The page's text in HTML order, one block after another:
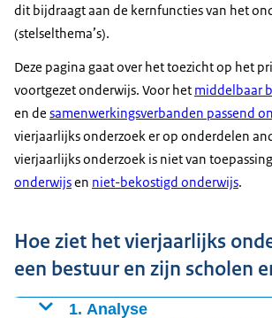
dit bijdraagt aan de kernfuncties van het
(stelselthema’s).
Deze pagina gaat over het toezicht op het
voortgezet onderwijs. Voor het middelbaar
en de samenwerkingsverbanden passend
vierjaarlijks onderzoek er op onderdelen
vierjaarlijks onderzoek is niet van
onderwijsen niet-bekostigd onderwijs.
Hoe ziet het vierjaarlijks
een bestuur en zijn scholen
1. Analyse